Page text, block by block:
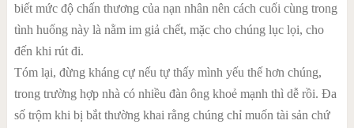
biết mức độ chấn thương của nạn nhân nên cách cuối cùng trong
tình huống này là nằm im giả chết, mặc cho chúng lục lọi, cho
đến khi rút đi.
Tóm lại, đừng kháng cự nếu tự thấy mình yếu thế hơn chúng,
trong trường hợp nhà có nhiều đàn ông khoẻ mạnh thì dễ rồi. Đa
số trộm khi bị bắt thường khai rằng chúng chỉ muốn tài sản chứ